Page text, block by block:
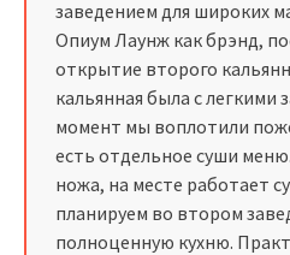
заведением для широких
Опиум Лаунж как брэнд,
открытие второго
кальянная была с легкими
момент мы воплотили
есть отдельное суши
ножа, на месте работает
планируем во втором
полноценную кухню.